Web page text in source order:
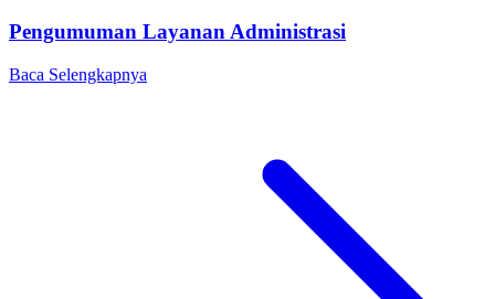
Pengumuman Layanan Administrasi
Baca Selengkapnya